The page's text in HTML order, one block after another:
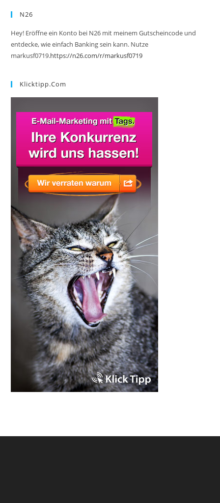
N26
Hey! Eröffne ein Konto bei N26 mit meinem Gutscheincode und
entdecke, wie einfach Banking sein kann. Nutze
markusf0719.https://n26.com/r/markusf0719
Klicktipp.com